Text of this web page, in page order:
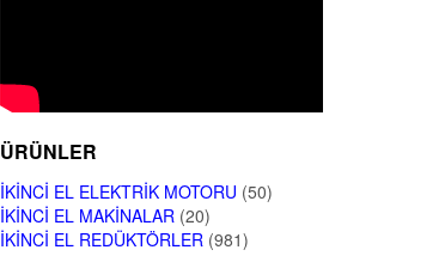
ÜRÜNLER
İKINCI EL ELEKTRIK MOTORU (50)
İKINCI EL MAKINALAR (20)
İKINCI EL REDÜKTÖRLER (981)